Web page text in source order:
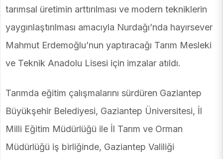
tarımsal üretimin arttırılması ve modern tekniklerin
yaygınlaştırılması amacıyla Nurdağı’nda hayırsever
Mahmut Erdemoğlu’nun yaptıracağı Tarım Mesleki
ve Teknik Anadolu Lisesi için imzalar atıldı.
Tarımda eğitim çalışmalarını sürdüren Gaziantep
Büyükşehir Belediyesi, Gaziantep Üniversitesi, İl
Milli Eğitim Müdürlüğü ile İl Tarım ve Orman
Müdürlüğü iş birliğinde, Gaziantep Valiliği